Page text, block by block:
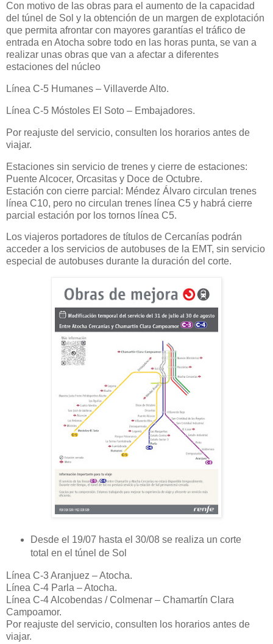
Con motivo de las obras para el aumento de la capacidad
del túnel de Sol y la obtención de un margen de explotación
que permita afrontar con mayores garantías el tráfico de
entrada en Atocha sobre todo en las horas punta, se van a
realizar unas obras que van a afectar a diferentes
estaciones del núcleo
Línea C-5 Humanes – Villaverde Alto.
Línea C-5 Móstoles El Soto – Embajadores.
Por reajuste del servicio, consulten los horarios antes de
viajar.
Estaciones sin servicio de trenes y cierre de estaciones:
Puente Alcocer, Orcasitas y Doce de Octubre.
Estación con cierre parcial: Méndez Álvaro circulan trenes
línea C10, pero no circulan trenes línea C5 y habrá cierre
parcial estación por los tornos línea C5.
Los viajeros portadores de títulos de Cercanías podrán
acceder a los servicios de autobuses de la EMT, sin servicio
especial de autobuses durante la duración del corte.
Desde el 19/07 hasta el 30/08 se realiza un corte
total en el túnel de Sol
Línea C-3 Aranjuez – Atocha.
Línea C-4 Parla – Atocha.
Línea C-4 Alcobendas / Colmenar – Chamartín Clara
Campoamor.
Por reajuste del servicio, consulten los horarios antes de
viajar.